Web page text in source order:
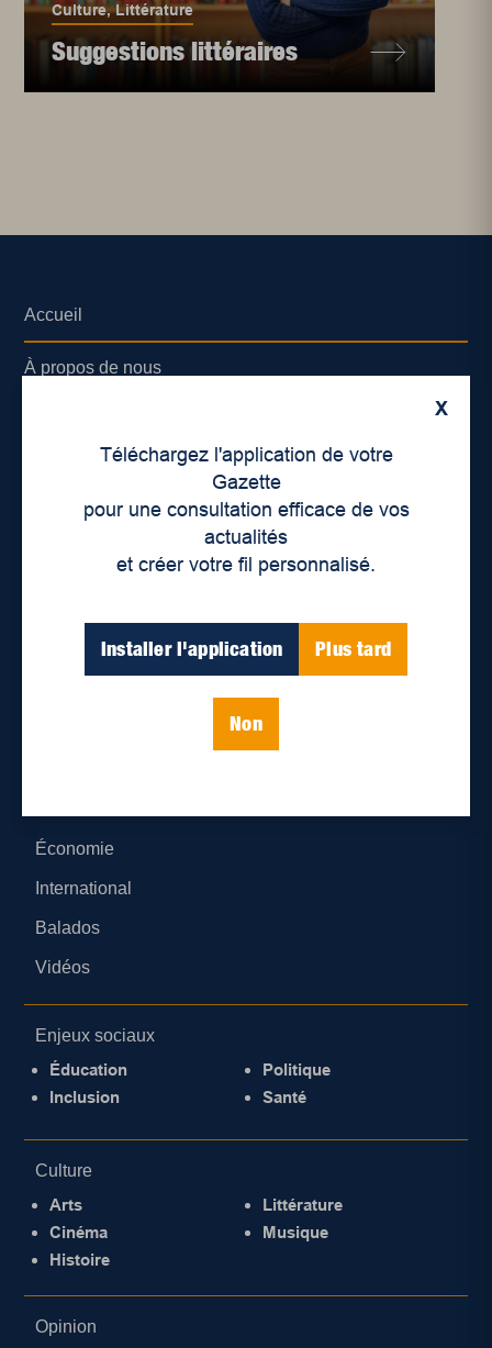
Culture,Littérature
Suggestions littéraires
X
Téléchargez l'application de votre
Gazette
pour une consultation efficace de vos
actualités
et créer votre fil personnalisé.
Installer l'application Plus tard
Non
Accueil
À propos de nous
Lieux de distribution
Économie
International
Balados
Vidéos
Enjeux sociaux
Éducation
Inclusion
Politique
Santé
Culture
Arts
Cinéma
Histoire
Littérature
Musique
Opinion